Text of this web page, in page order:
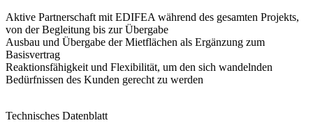
Aktive Partnerschaft mit EDIFEA während des gesamten Projekts,
von der Begleitung bis zur Übergabe
Ausbau und Übergabe der Mietflächen als Ergänzung zum
Basisvertrag
Reaktionsfähigkeit und Flexibilität, um den sich wandelnden
Bedürfnissen des Kunden gerecht zu werden
Technisches Datenblatt